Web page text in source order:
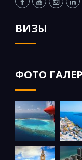
ВИЗЫ
ФОТО